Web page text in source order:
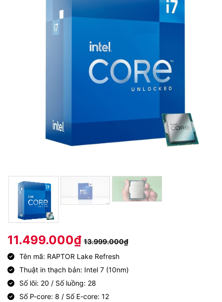
11.499.000₫ 13.999.000₫
Tên mã: RAPTOR Lake Refresh
Thuật in thạch bản: Intel 7 (10nm)
Số lõi: 20 / Số luồng: 28
Số P-core: 8 / Số E-core: 12